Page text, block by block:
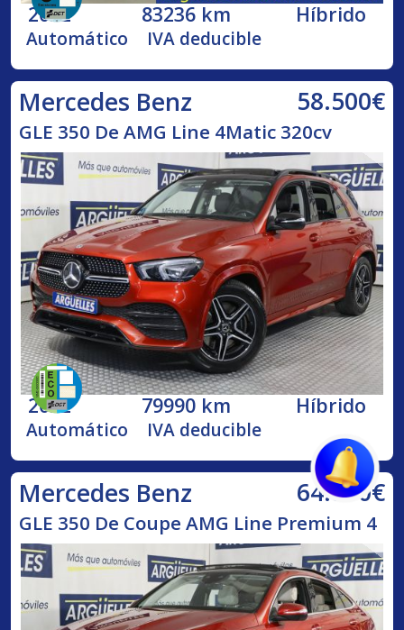
2022 83236 km Híbrido
Automático IVA deducible
Mercedes Benz 58.500€
GLE 350 De AMG Line 4Matic 320cv
2022 79990 km Híbrido
Automático IVA deducible
Mercedes Benz 64.850€
GLE 350 De Coupe AMG Line Premium 4